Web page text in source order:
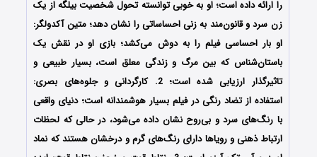
را ارائه داده است؛ او به خوبی توانسته تحول شخصیت بیلگه از یک
زن سرد و قانون‌مند به زنی احساساتی را نشان دهد؛ متین آکدولگر:
او بار احساسی فیلم را به دوش می‌کشد؛ بازی او در نقش یک
باستان‌شناس که بین مرگ و زندگی معلق است، بسیار طبیعی و
تاثیرگذار ارزیابی شده است؛ 2. کارگردانی و جلوه‌های بصری:
استفاده از تضاد رنگی در فیلم بسیار هوشمندانه است؛ دنیای واقعی
با رنگ‌های سرد و بی‌روح نشان داده می‌شود، در حالی که لحظات
ارتباط ذهنی و رویاها دارای رنگ‌های گرم و درخشان هستند که نماد